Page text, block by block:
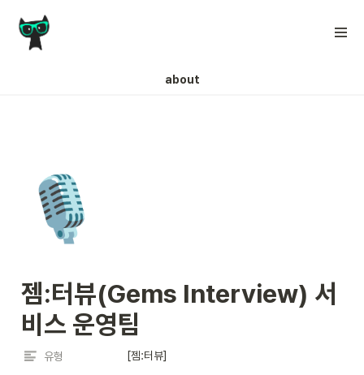
about
🎙️
젬:터뷰(Gems Interview) 서
비스 운영팀
유형 [젬:터뷰]